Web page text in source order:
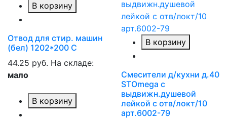
В корзину
Отвод для стир. машин
(бел) 1202*200 С
44.25 руб. На складе:
мало
В корзину
В корзину
Смесители д/кухни д.40
STOmega с
выдвижн.душевой
лейкой с отв/локт/10
арт.6002-79